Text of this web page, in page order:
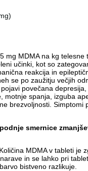
mg MDMA na kg telesne
učinki, kot so
reakcija in
se po zaužitju večjih
povečana
motnje spanja, izguba
brezvoljnosti. Simptomi
smernice
Količina MDMA v tableti je
in se lahko pri
bistveno razlikuje.